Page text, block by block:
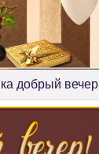
добрый вечер